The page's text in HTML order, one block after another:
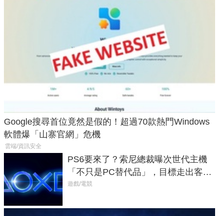
Google搜尋首位竟然是假的！超過70款熱門Windows
軟體爆「山寨官網」危機
雲端/資訊安全
PS6要來了？索尼總裁曝次世代主機
「不只是PC替代品」，目標走出客
廳、進軍電競桌面
遊戲/電競